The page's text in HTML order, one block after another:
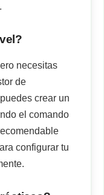
necesitas
de
crear un
el comando
configurar tu